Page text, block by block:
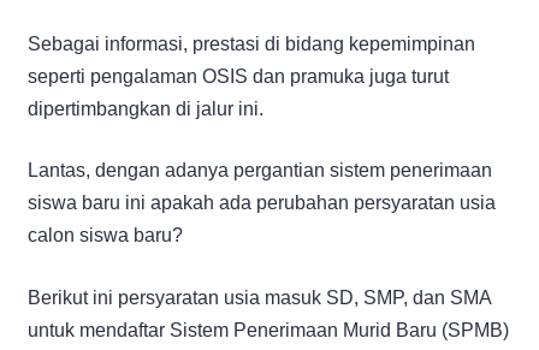
Sebagai informasi, prestasi di bidang kepemimpinan
seperti pengalaman OSIS dan pramuka juga turut
dipertimbangkan di jalur ini.
Lantas, dengan adanya pergantian sistem penerimaan
siswa baru ini apakah ada perubahan persyaratan usia
calon siswa baru?
Berikut ini persyaratan usia masuk SD, SMP, dan SMA
untuk mendaftar Sistem Penerimaan Murid Baru (SPMB)